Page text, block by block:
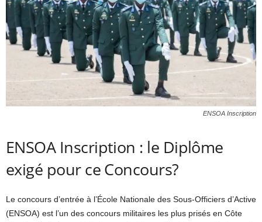
ENSOA Inscription
ENSOA Inscription : le Diplôme
exigé pour ce Concours?
Le concours d’entrée à l’École Nationale des Sous-Officiers d’Active
(ENSOA) est l’un des concours militaires les plus prisés en Côte